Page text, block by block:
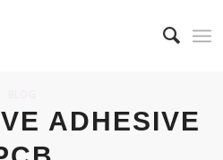
ADHESIVE